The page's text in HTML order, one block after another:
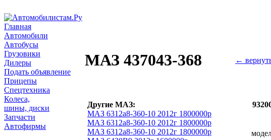
Главная
Автомобили
Автобусы
Грузовики
Дилеры
Подать объявление
Прицепы
Спецтехника
Колеса,
шины, диски
Запчасти
Автофирмы
МАЗ 437043-368 ←
Другие МАЗ:
МАЗ 6312а8-360-10 2012г 1800000р
МАЗ 6312а8-360-10 2012г 1800000р
МАЗ 6312а8-360-10 2012г 1800000р